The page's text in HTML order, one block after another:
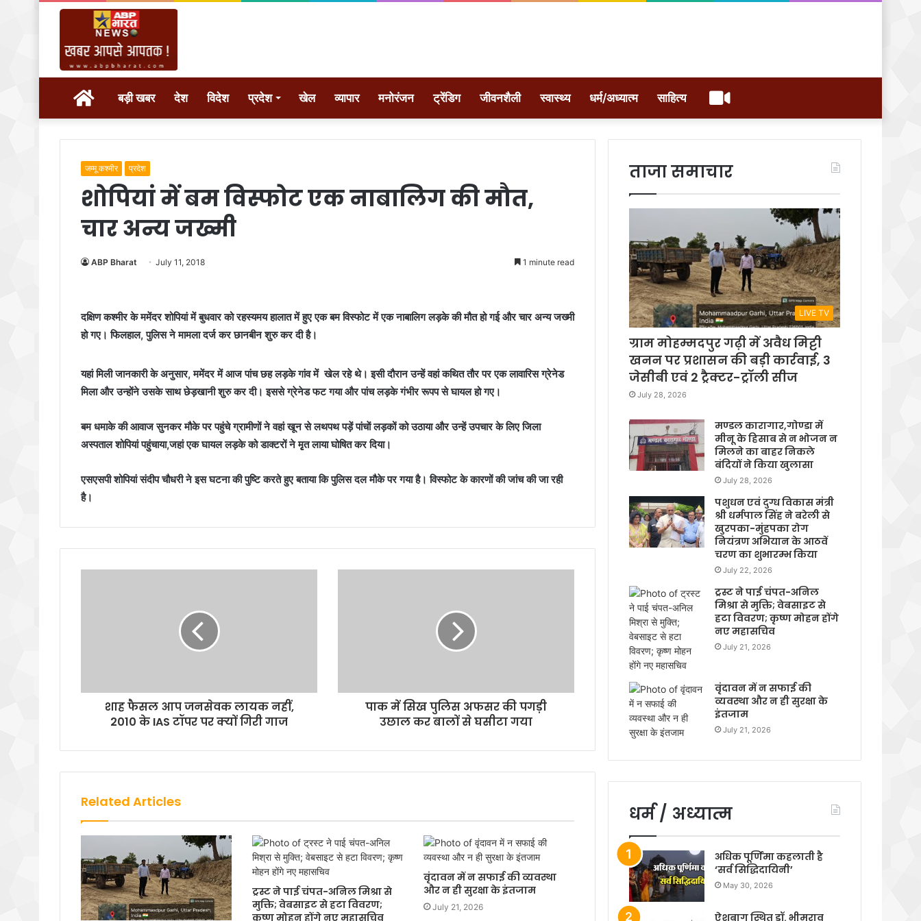
होम बड़ी खबर देश विदेश प्रदेश खेल व्यापार मनोरंजन ट्रेंडिग जीवनशैली स्वास्थ्य धर्म/अध्यात्म साहित्य वीडियो
जम्मू कश्मीर प्रदेश
शोपियां में बम विस्फोट एक नाबालिग की मौत,
चार अन्य जख्मी
ABP Bharat July 11, 2018 1 minute read
दक्षिण कश्मीर के ममेंदर शोपियां में बुधवार को रहस्यमय हालात में हुए एक बम विस्फोट में एक नाबालिग लड़के की मौत हो गई और चार अन्य जख्मी
हो गए। फिलहाल, पुलिस ने मामला दर्ज कर छानबीन शुरु कर दी है।
यहां मिली जानकारी के अनुसार, ममेंदर में आज पांच छह लड़के गांव में खेल रहे थे। इसी दौरान उन्हें वहां कथित तौर पर एक लावारिस ग्रेनेड
मिला और उन्होंने उसके साथ छेड़खानी शुरु कर दी। इससे ग्रेनेड फट गया और पांच लड़के गंभीर रूपप से घायल हो गए।
बम धमाके की आवाज सुनकर मौके पर पहुंचे ग्रामीणों ने वहां खून से लथपथ पड़ें पांचाें लड़कों को उठाया और उन्हें उपचार के लिए जिला
अस्पताल शोपियां पहुंचाया,जहां एक घायल लड़के को डाक्टरों ने मृृत लाया घोषित कर दिया।
एसएसपी शोपियां संदीप चौधरी ने इस घटना की पुष्टि करते हुए बताया कि पुलिस दल मौके पर गया है। विस्फोट के कारणों की जांच की जा रही
है।
शाह फैसल आप जनसेवक लायक नहीं,
2010 के IAS टॉपर पर क्‍यों गिरी गाज
पाक में सिख पुलिस अफसर की पगड़ी
उछाल कर बालों से घसीटा गया
Related Articles
ट्रस्ट ने पाई चंपत-अनिल मिश्रा से
मुक्ति; वेबसाइट से हटा विवरण;
कृष्ण मोहन होंगे नए महासचिव
वृंदावन में न सफाई की व्यवस्था
और न ही सुरक्षा के इंतजाम
July 21, 2026
ताजा समाचार
LIVE TV
ग्राम मोहम्मदपुर गढ़ी में अवैध मिट्टी
खनन पर प्रशासन की बड़ी कार्रवाई, 3
जेसीबी एवं 2 ट्रैक्टर-ट्रॉली सीज
July 28, 2026
मण्डल कारागार,गोण्डा में
मीनू के हिसाब से न भोजन न
मिलने का बाहर निकले
बंदियों ने किया खुलासा
July 28, 2026
पशुधन एवं दुग्ध विकास मंत्री
श्री धर्मपाल सिंह ने बरेली से
खुरपका-मुंहपका रोग
नियंत्रण अभियान के आठवें
चरण का शुभारम्भ किया
July 22, 2026
ट्रस्ट ने पाई चंपत-अनिल
मिश्रा से मुक्ति; वेबसाइट से
हटा विवरण; कृष्ण मोहन होंगे
नए महासचिव
July 21, 2026
वृंदावन में न सफाई की
व्यवस्था और न ही सुरक्षा के
इंतजाम
July 21, 2026
धर्म / अध्यात्म
अधिक पूर्णिमा कहलाती है
‘सर्व सिद्धिदायिनी’
May 30, 2026
ऐशबाग स्थित डॉ. भीमराव